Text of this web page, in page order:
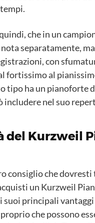
che in un
separatamente,
con
fortissimo al
tipo ha un pianoforte
includere nel suo
del Kurzweil
consiglio che dovresti
un Kurzweil
suoi principali
che possono